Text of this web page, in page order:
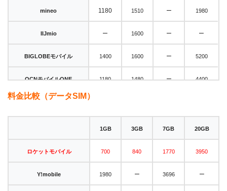
mineo 1180 1510 – 1980
IIJmio – 1600 – –
BIGLOBEモバイル 1400 1600 – 5200
OCNモバイルONE 1180 1480 – 4400
イオン モバイル
料金比較（データSIM）
1GB 3GB 7GB 20GB
ロケットモバイル 700 840 1770 3950
Y!mobile 1980 – 3696 –